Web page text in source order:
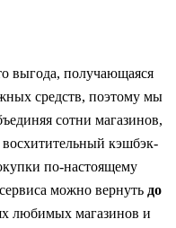
выгода, получающаяся
средств, поэтому мы
сотни магазинов,
кэшбэк-
по-настоящему
можно вернуть до
любимых магазинов и